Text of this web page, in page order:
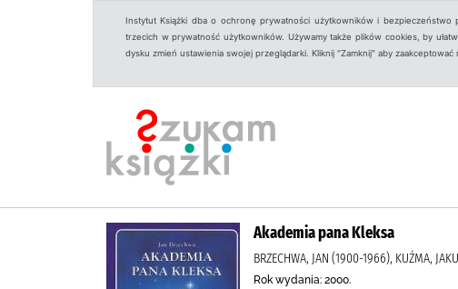
Instytut Książki dba o ochronę prywatności użytkowników i
trzecich w prywatność użytkowników. Używamy także plików cookies, by
dysku zmień ustawienia swojej przeglądarki. Kliknij "Zamknij" aby zaakceptować
Akademia pana Kleksa
BRZECHWA, JAN (1900-1966), KUŹMA,
Rok wydania: 2000.